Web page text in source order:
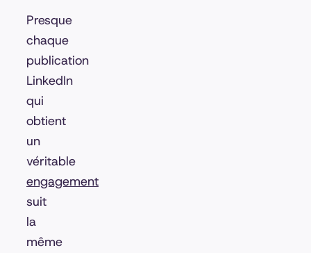
Presque
chaque
publication
LinkedIn
qui
obtient
un
véritable
engagement
suit
la
même